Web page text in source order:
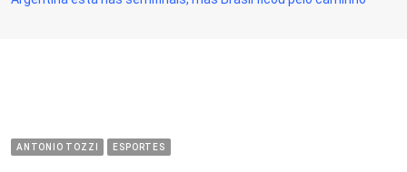
ANTONIO TOZZI ESPORTES